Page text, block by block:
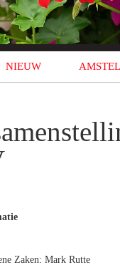
NIEUW
Zaken: Mark Rutte